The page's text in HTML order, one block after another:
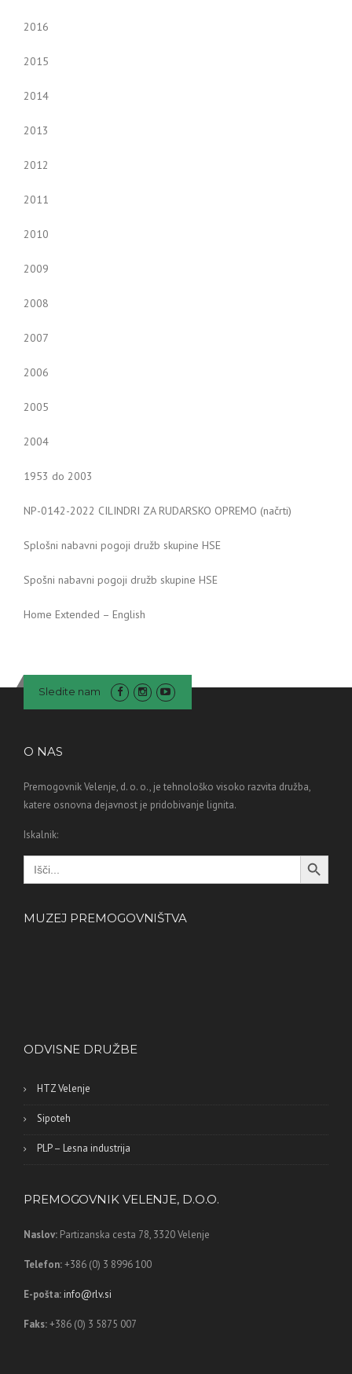
2016
2015
2014
2013
2012
2011
2010
2009
2008
2007
2006
2005
2004
1953 do 2003
NP-0142-2022 CILINDRI ZA RUDARSKO OPREMO (načrti)
Splošni nabavni pogoji družb skupine HSE
Spošni nabavni pogoji družb skupine HSE
Home Extended – English
Sledite nam
O NAS
Premogovnik Velenje, d. o. o., je tehnološko visoko razvita družba,
katere osnovna dejavnost je pridobivanje lignita.
Iskalnik:
Search
for:
Search Button
MUZEJ PREMOGOVNIŠTVA
ODVISNE DRUŽBE
HTZ Velenje
Sipoteh
PLP – Lesna industrija
PREMOGOVNIK VELENJE, D.O.O.
Naslov: Partizanska cesta 78, 3320 Velenje
Telefon:+386 (0) 3 8996 100
E-pošta: info@rlv.si
Faks:+386 (0) 3 5875 007